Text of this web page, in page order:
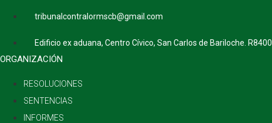
tribunalcontralormscb@gmail.com
Edificio ex aduana, Centro Cívico, San Carlos de Bariloche. R8400
ORGANIZACIÓN
RESOLUCIONES
SENTENCIAS
INFORMES